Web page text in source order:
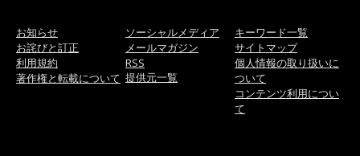
お知らせ
お詫びと訂正
利用規約
著作権と転載について
ソーシャルメディア
メールマガジン
RSS
提供元一覧
キーワード一覧
サイトマップ
個人情報の取り扱いに
ついて
コンテンツ利用につい
て